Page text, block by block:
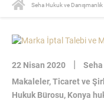
Seha Hukuk ve Danışmanlık
22 Nisan 2020 | Seha
Makaleler,Ticaret ve
Hukuk Bürosu, Konya